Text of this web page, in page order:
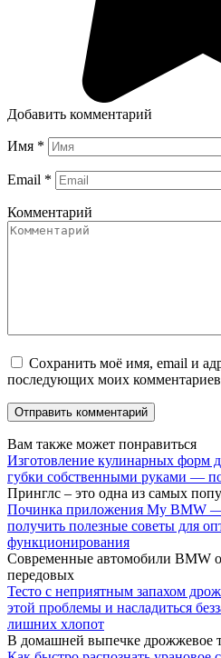
Добавить комментарий
Имя *
Email *
Комментарий
Сохранить моё имя, email и
последующих моих
Вам также может понравиться
Изготовление кулинарных форм
губки собственными руками —
Принглс – это одна из самых
Починка приложения My BMW
получить полезные советы для
функционирования
Современные автомобили BMW
передовых
Тесто с неприятным запахом
этой проблемы и насладиться
лишних хлопот
В домашней выпечке дрожжевое